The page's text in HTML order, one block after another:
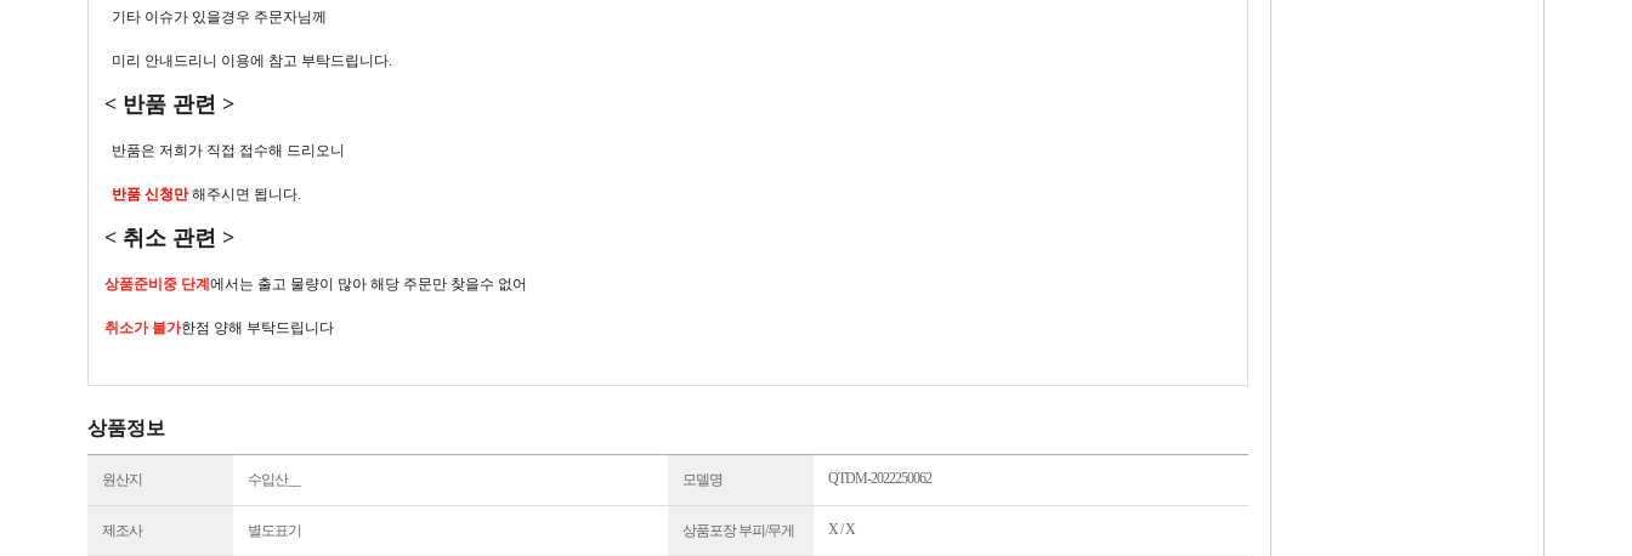
기타 이슈가 있을경우 주문자님께
미리 안내드리니 이용에 참고 부탁드립니다.
< 반품 관련 >
반품은 저희가 직접 접수해 드리오니
반품 신청만해주시면 됩니다.
< 취소 관련 >
상품준비중 단계 에서는 출고 물량이 많아 해당 주문만 찾을수 없어
취소가 불가한점 양해 부탁드립니다
상품정보
원산지 수입산__ 모델명 QTDM-2022250062
제조사 별도표기 상품포장 부피/무게 X / X